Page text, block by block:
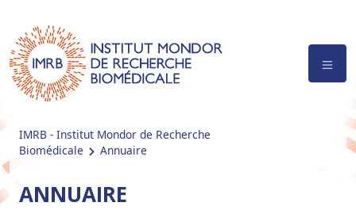
IMRB - Institut Mondor de Recherche
Biomédicale
Annuaire
ANNUAIRE